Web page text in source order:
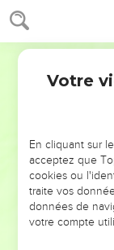
2
de Dieu, pour
Puisque c'est
l'affliction à ceux
Et [qu'il vous
même qu'à nous,
Ciel avec les
Avec des
ceux qui ne
n'obéissent point
Christ ;
Lesquels seront
Votre
En cliquant sur
acceptez que
cookies ou
traite vos
données de
votre compte